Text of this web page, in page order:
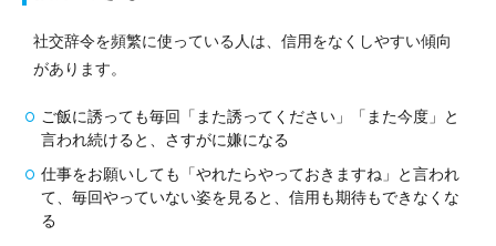
社交辞令を頻繁に使っている人は、信用をなくしやすい傾向
があります。
ご飯に誘っても毎回「また誘ってください」「また今度」と
言われ続けると、さすがに嫌になる
仕事をお願いしても「やれたらやっておきますね」と言われ
て、毎回やっていない姿を見ると、信用も期待もできなくな
る